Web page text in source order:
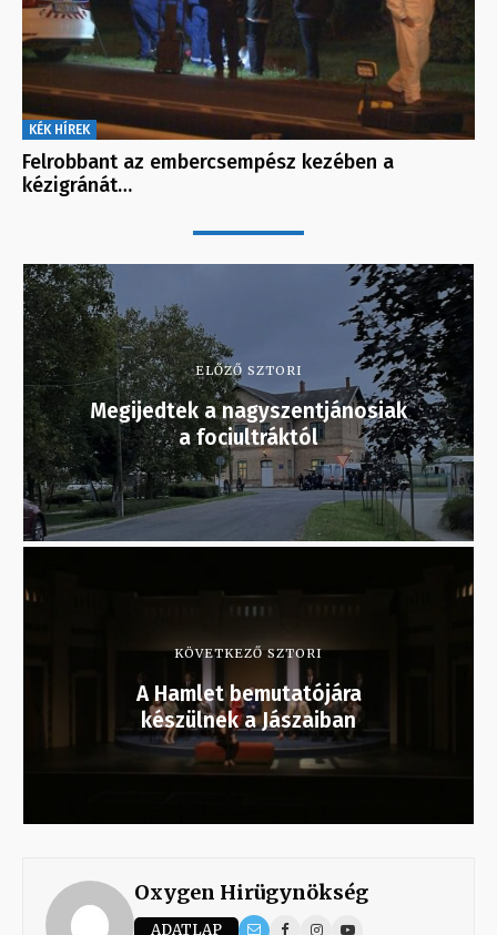
KÉK HÍREK
Felrobbant az embercsempész kezében a
kézigránát…
ELŐZŐ SZTORI
Megijedtek a nagyszentjánosiak
a fociultráktól
KÖVETKEZŐ SZTORI
A Hamlet bemutatójára
készülnek a Jászaiban
Oxygen Hirügynökség
ADATLAP